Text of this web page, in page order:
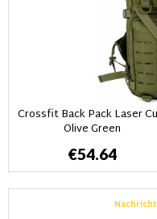
Crossfit Back Pack Laser
Olive Green
€54.64